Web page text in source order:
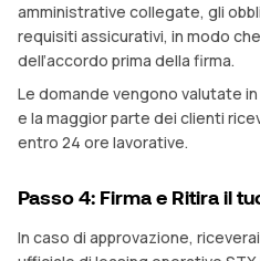
amministrative collegate, gli
requisiti assicurativi, in modo
dell’accordo prima della firma.
Le domande vengono valutate
e la maggior parte dei clienti
entro 24 ore lavorative.
Passo 4: Firma e Ritira il
In caso di approvazione,